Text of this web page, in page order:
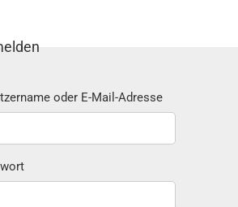
oder E-Mail-Adresse